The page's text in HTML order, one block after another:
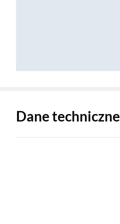
Dane techniczne